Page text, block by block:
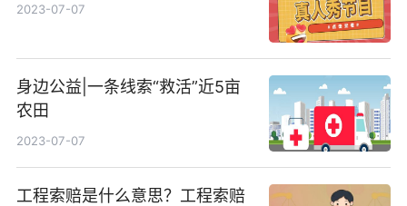
2023-07-07
身边公益|一条线索“救活”近5亩
农田
2023-07-07
工程索赔是什么意思？工程索赔